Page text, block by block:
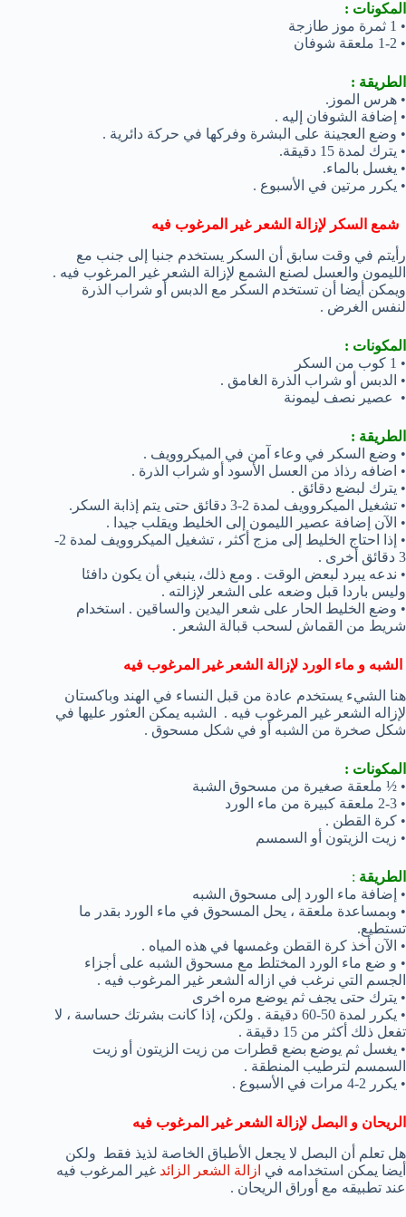
المكونات :
• 1 ثمرة موز طازجة
• 1-2 ملعقة شوفان
الطريقة :
• هرس الموز.
• إضافة الشوفان إليه .
• وضع العجينة على البشرة وفركها في حركة دائرية .
• يترك لمدة 15 دقيقة.
• يغسل بالماء.
• يكرر مرتين في الأسبوع .
شمع السكر لإزالة الشعر غير المرغوب فيه
رأيتم في وقت سابق أن السكر يستخدم جنبا إلى جنب مع
الليمون والعسل لصنع الشمع لإزالة الشعر غير المرغوب فيه .
ويمكن أيضا أن تستخدم السكر مع الدبس أو شراب الذرة
لنفس الغرض .
المكونات :
• 1 كوب من السكر
• الدبس أو شراب الذرة الغامق .
• عصير نصف ليمونة
الطريقة :
• وضع السكر في وعاء آمن في الميكروويف .
• اضافه رذاذ من العسل الأسود أو شراب الذرة .
• يترك لبضع دقائق .
• تشغيل الميكروويف لمدة 2-3 دقائق حتى يتم إذابة السكر.
• الآن إضافة عصير الليمون إلى الخليط ويقلب جيدا .
• إذا احتاج الخليط إلى مزج أكثر ، تشغيل الميكروويف لمدة 2-
3 دقائق أخرى .
• ندعه يبرد لبعض الوقت . ومع ذلك، ينبغي أن يكون دافئا
وليس باردا قبل وضعه على الشعر لإزالته .
• وضع الخليط الحار على شعر اليدين والساقين . استخدام
شريط من القماش لسحب قبالة الشعر .
الشبه و ماء الورد لإزالة الشعر غير المرغوب فيه
هنا الشيء يستخدم عادة من قبل النساء في الهند وباكستان
لإزاله الشعر غير المرغوب فيه . الشبه يمكن العثور عليها في
شكل صخرة من الشبه أو في شكل مسحوق .
المكونات :
• ½ ملعقة صغيرة من مسحوق الشبة
• 2-3 ملعقة كبيرة من ماء الورد
• كرة القطن .
• زيت الزيتون أو السمسم
الطريقة :
• إضافة ماء الورد إلى مسحوق الشبه
• وبمساعدة ملعقة ، يحل المسحوق في ماء الورد بقدر ما
تستطيع.
• الآن أخذ كرة القطن وغمسها في هذه المياه .
• و ضع ماء الورد المختلط مع مسحوق الشبه على أجزاء
الجسم التي نرغب في ازاله الشعر غير المرغوب فيه .
• يترك حتى يجف ثم يوضع مره اخرى
• يكرر لمدة 50-60 دقيقة . ولكن، إذا كانت بشرتك حساسة ، لا
تفعل ذلك أكثر من 15 دقيقة .
• يغسل ثم يوضع بضع قطرات من زيت الزيتون أو زيت
السمسم لترطيب المنطقة .
• يكرر 2-4 مرات في الأسبوع .
الريحان و البصل لإزالة الشعر غير المرغوب فيه
هل تعلم أن البصل لا يجعل الأطباق الخاصة لذيذ فقط ولكن
أيضا يمكن استخدامه في ازالة الشعر الزائد غير المرغوب فيه
عند تطبيقه مع أوراق الريحان .